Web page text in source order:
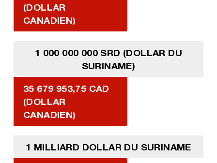
(DOLLAR
CANADIEN)
1 000 000 000 SRD (DOLLAR DU
SURINAME)
35 679 953,75 CAD
(DOLLAR
CANADIEN)
1 MILLIARD DOLLAR DU SURINAME